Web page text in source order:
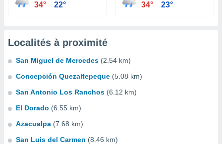
34° 22° 34° 23°
Localités à proximité
San Miguel de Mercedes (2.54 km)
Concepción Quezaltepeque (5.08 km)
San Antonio Los Ranchos (6.12 km)
El Dorado (6.55 km)
Azacualpa (7.68 km)
San Luis del Carmen (8.46 km)